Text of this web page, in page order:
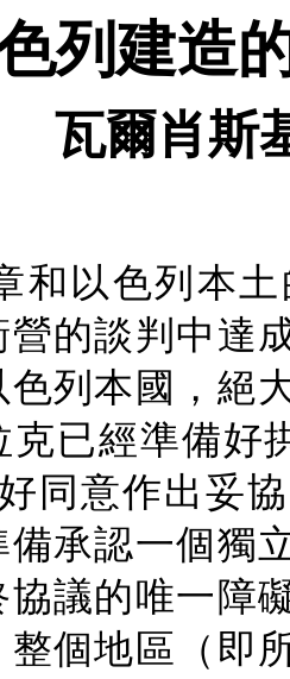
列建造
瓦爾肖斯
和以色列本
的談判中達
列本國，絕
克已經準備好
同意作出妥
備承認一個獨
議的唯一障
整個地區（即